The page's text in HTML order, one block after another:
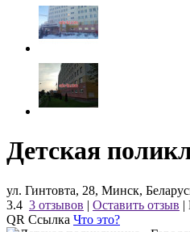
Детская
ул. Гинтовта, 28, Минск,
3.4 3 отзывов | Оставить отзыв |
QR Ссылка Что это?